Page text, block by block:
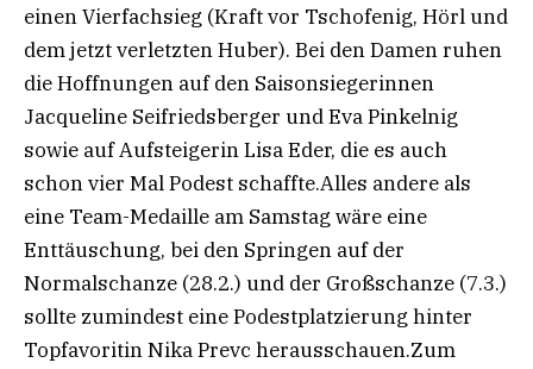
einen Vierfachsieg (Kraft vor Tschofenig, Hörl und
dem jetzt verletzten Huber). Bei den Damen ruhen
die Hoffnungen auf den Saisonsiegerinnen
Jacqueline Seifriedsberger und Eva Pinkelnig
sowie auf Aufsteigerin Lisa Eder, die es auch
schon vier Mal Podest schaffte.Alles andere als
eine Team-Medaille am Samstag wäre eine
Enttäuschung, bei den Springen auf der
Normalschanze (28.2.) und der Großschanze (7.3.)
sollte zumindest eine Podestplatzierung hinter
Topfavoritin Nika Prevc herausschauen.Zum